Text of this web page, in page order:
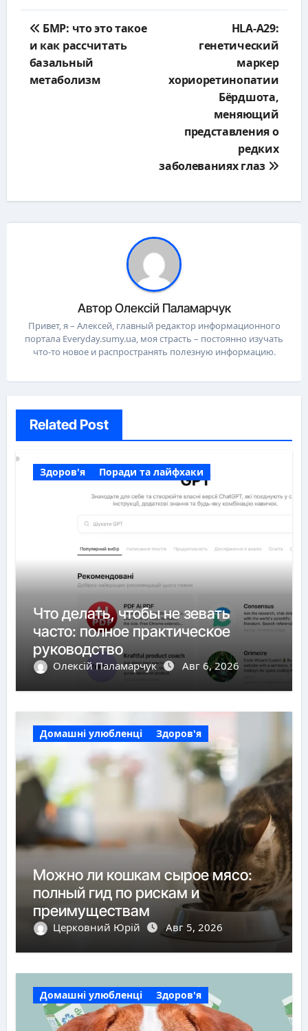
по
записям
БМР: что это такое
и как рассчитать
базальный
метаболизм
HLA-A29:
генетический
маркер
хориоретинопатии
Бёрдшота,
меняющий
представления о
редких
заболеваниях глаз
АвторОлексій Паламарчук
Привет, я – Алексей, главный редактор информационного
портала Everyday.sumy.ua, моя страсть – постоянно изучать
что-то новое и распространять полезную информацию.
Related Post
Здоров'я Поради та лайфхаки
Что делать, чтобы не зевать
часто: полное практическое
руководство
Олексій Паламарчук Авг 6, 2026
Домашні улюбленці Здоров'я
Можно ли кошкам сырое мясо:
полный гид по рискам и
преимуществам
Церковний Юрій Авг 5, 2026
Домашні улюбленці Здоров'я